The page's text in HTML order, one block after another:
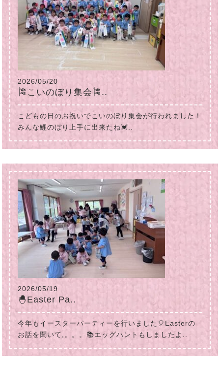
2026/05/20
🎏こいのぼり集会🎏..
こどもの日のお祝いでこいのぼり集会が行われました！
みんな鯉のぼり上手に出来たね💓..
2026/05/19
🐣Easter Pa..
今年もイースターパーティーを行いました🎈Easterの
お話を聞いて,。。。📚エッグハントもしましたよ..